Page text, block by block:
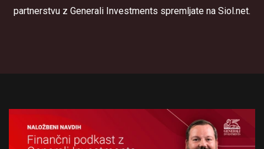
partnerstvu z Generali Investments spremljate na Siol.net.